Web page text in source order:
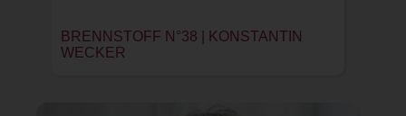
BRENNSTOFF N°38 | KONSTANTIN
WECKER